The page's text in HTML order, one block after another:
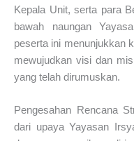
Kepala Unit, serta para
bawah naungan
peserta ini menunjukkan
mewujudkan visi dan
yang telah dirumuskan.
Pengesahan Rencana
dari upaya Yayasan